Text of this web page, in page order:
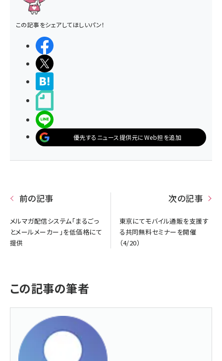
この記事をシェアしてほしいパン！
優先するニュース提供元にWeb担を追加
前の記事
メルマガ配信システム「まるごっ
とメールメーカー」を低価格にて
提供
次の記事
東京にてモバイル通販を支援す
る共同無料セミナーを開催
（4/20）
この記事の筆者